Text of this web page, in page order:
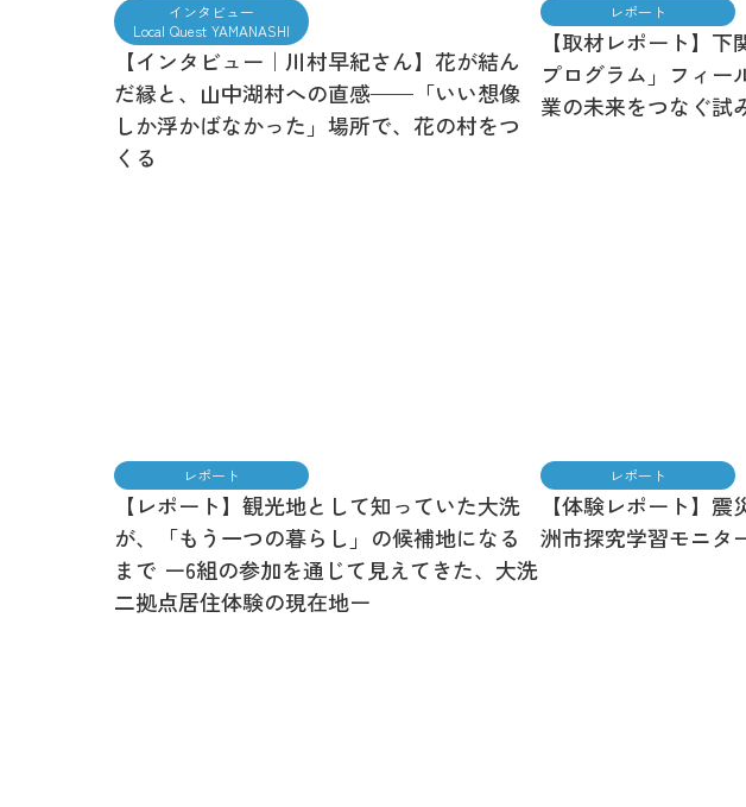
インタビュー
Local Quest YAMANASHI
【インタビュー｜川村早紀さん】花が結ん
だ縁と、山中湖村への直感——「いい想像
しか浮かばなかった」場所で、花の村をつ
くる
レポート
【取材レポート】
プログラム」フィ
業の未来をつなぐ試
レポート
【レポート】観光地として知っていた大洗
が、「もう一つの暮らし」の候補地になる
まで ー6組の参加を通じて見えてきた、大洗
二拠点居住体験の現在地ー
レポート
【体験レポート】
洲市探究学習モニタ